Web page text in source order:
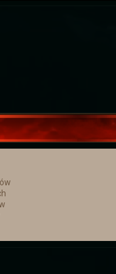
zdobycie losu na
Czwartek. Więcej